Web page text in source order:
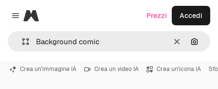
Close menu
Magnific
CancellaCerca
Prezzi Accedi
Crea un'immagine IA Crea un video IA Crea un'icona IA